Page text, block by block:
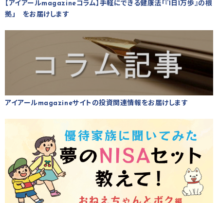
【アイアールmagazineコラム】手軽にできる健康法「『1日1万歩』の根
拠」 をお届けします
アイアールmagazineサイトの投資関連情報をお届けします